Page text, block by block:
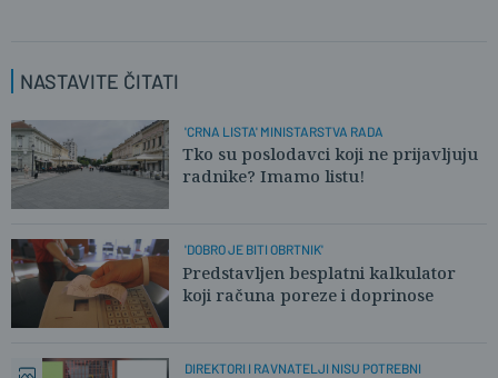
NASTAVITE ČITATI
'CRNA LISTA' MINISTARSTVA RADA
Tko su poslodavci koji ne prijavljuju
radnike? Imamo listu!
'DOBRO JE BITI OBRTNIK'
Predstavljen besplatni kalkulator
koji računa poreze i doprinose
DIREKTORI I RAVNATELJI NISU POTREBNI